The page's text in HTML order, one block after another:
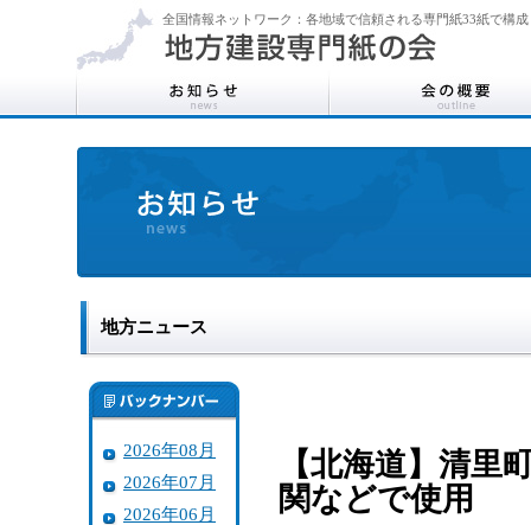
全国情報ネットワーク：各地域で信頼される専門紙33紙で構成
地方ニュース
2026年08月
2026年07月
2026年06月
【北海道】清
関などで使用